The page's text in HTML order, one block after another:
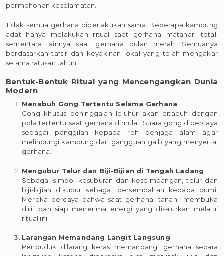
permohonan keselamatan.
Tidak semua gerhana diperlakukan sama. Beberapa kampung
adat hanya melakukan ritual saat gerhana matahari total,
sementara lainnya saat gerhana bulan merah. Semuanya
berdasarkan tafsir dan keyakinan lokal yang telah mengakar
selama ratusan tahun.
Bentuk-Bentuk Ritual yang Mencengangkan Dunia
Modern
Menabuh Gong Tertentu Selama Gerhana
Gong khusus peninggalan leluhur akan ditabuh dengan
pola tertentu saat gerhana dimulai. Suara gong dipercaya
sebagai panggilan kepada roh penjaga alam agar
melindungi kampung dari gangguan gaib yang menyertai
gerhana.
Mengubur Telur dan Biji-Bijian di Tengah Ladang
Sebagai simbol kesuburan dan keseimbangan, telur dan
biji-bijian dikubur sebagai persembahan kepada bumi.
Mereka percaya bahwa saat gerhana, tanah “membuka
diri” dan siap menerima energi yang disalurkan melalui
ritual ini.
Larangan Memandang Langit Langsung
Penduduk dilarang keras memandangi gerhana secara